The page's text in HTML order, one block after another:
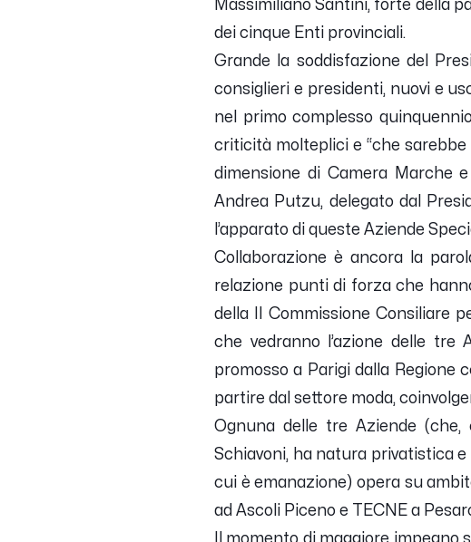
Massimiliano Santini, forte della
dei cinque Enti provinciali.
Grande la soddisfazione del
consiglieri e presidenti, nuovi e
nel primo complesso
criticità molteplici e “che
dimensione di Camera Marche
Andrea Putzu, delegato dal
l’apparato di queste Aziende
Collaborazione è ancora la
relazione punti di forza che
della II Commissione Consiliare
che vedranno l’azione delle
promosso a Parigi dalla Regione
partire dal settore moda,
Ognuna delle tre Aziende (che,
Schiavoni, ha natura privatistica
cui è emanazione) opera su
ad Ascoli Piceno e TECNE a
Il momento di maggiore